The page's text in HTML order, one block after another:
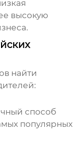
высокую
найти
способ
популярных